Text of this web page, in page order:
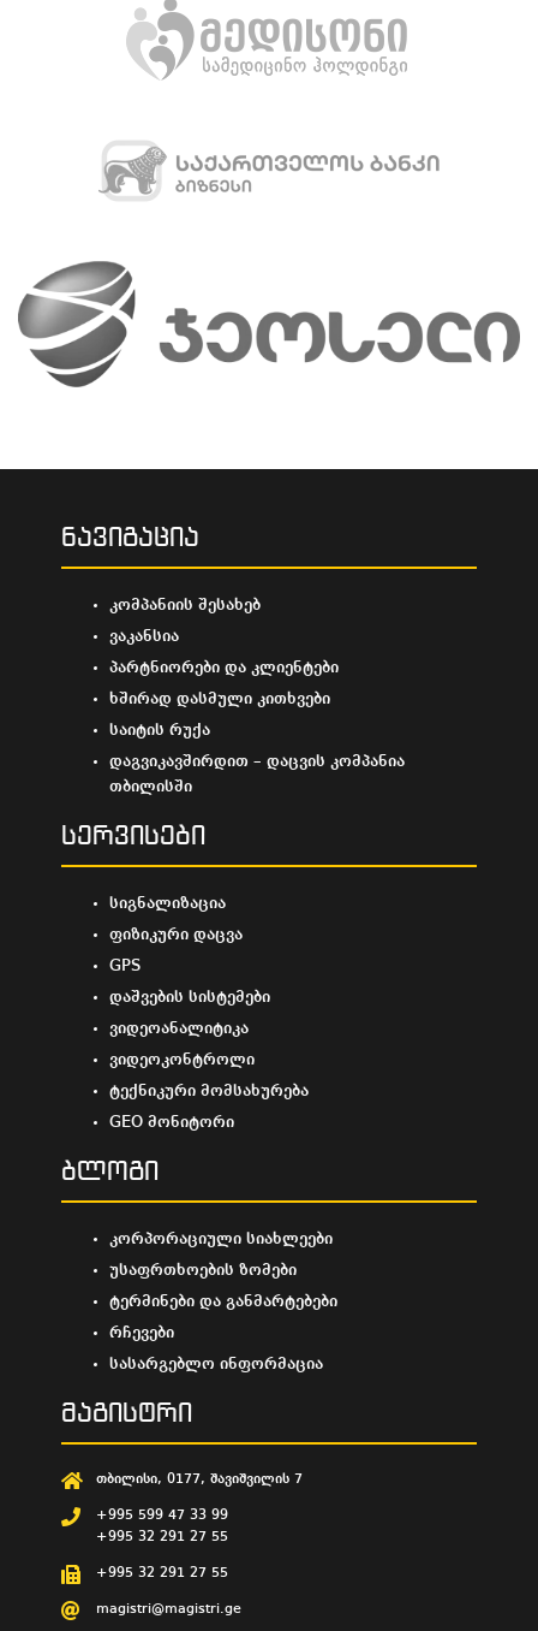
ნავიგაცია
კომპანიის შესახებ
ვაკანსია
პარტნიორები და კლიენტები
ხშირად დასმული კითხვები
საიტის რუქა
დაგვიკავშირდით – დაცვის კომპანია
თბილისში
სერვისები
სიგნალიზაცია
ფიზიკური დაცვა
GPS
დაშვების სისტემები
ვიდეოანალიტიკა
ვიდეოკონტროლი
ტექნიკური მომსახურება
GEO მონიტორი
ბლოგი
კორპორაციული სიახლეები
უსაფრთხოების ზომები
ტერმინები და განმარტებები
რჩევები
სასარგებლო ინფორმაცია
მაგისტრი
თბილისი, 0177, შავიშვილის 7
+995 599 47 33 99
+995 32 291 27 55
+995 32 291 27 55
magistri@magistri.ge